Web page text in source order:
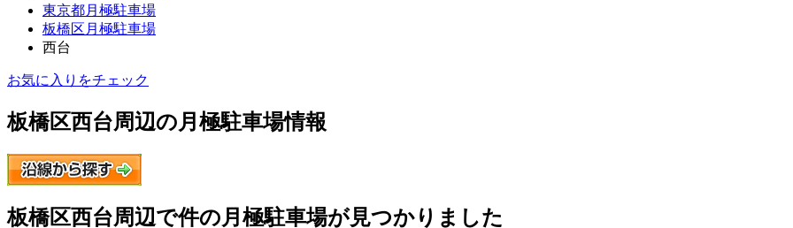
東京都月極駐車場
板橋区月極駐車場
西台
お気に入りをチェック
板橋区西台周辺の月極駐車場情報
板橋区西台周辺で件の月極駐車場が見つかりました